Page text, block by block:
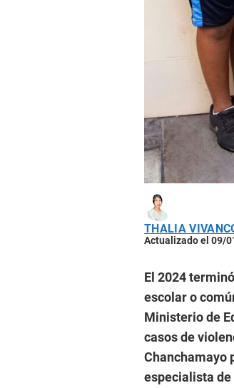
THALIA
Actualizado el 09/
El 2024
escolar o
Ministerio de
casos de
Chanchamayo
especialista de